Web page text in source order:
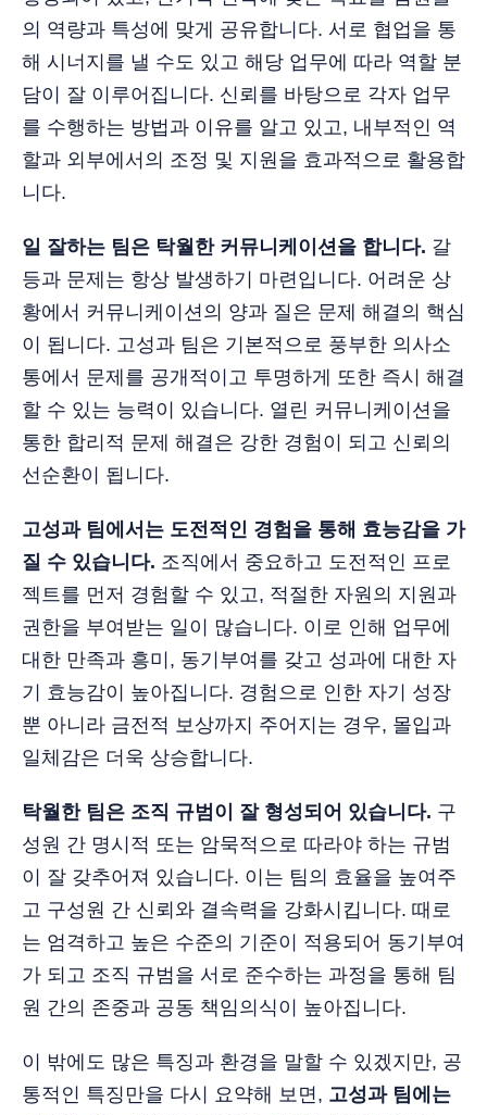
의 역량과 특성에 맞게 공유합니다. 서로 협업을 통
해 시너지를 낼 수도 있고 해당 업무에 따라 역할 분
담이 잘 이루어집니다. 신뢰를 바탕으로 각자 업무
를 수행하는 방법과 이유를 알고 있고, 내부적인 역
할과 외부에서의 조정 및 지원을 효과적으로 활용합
니다.
일 잘하는 팀은 탁월한 커뮤니케이션을 합니다. 갈
등과 문제는 항상 발생하기 마련입니다. 어려운 상
황에서 커뮤니케이션의 양과 질은 문제 해결의 핵심
이 됩니다. 고성과 팀은 기본적으로 풍부한 의사소
통에서 문제를 공개적이고 투명하게 또한 즉시 해결
할 수 있는 능력이 있습니다. 열린 커뮤니케이션을
통한 합리적 문제 해결은 강한 경험이 되고 신뢰의
선순환이 됩니다.
고성과 팀에서는 도전적인 경험을 통해 효능감을 가
질 수 있습니다. 조직에서 중요하고 도전적인 프로
젝트를 먼저 경험할 수 있고, 적절한 자원의 지원과
권한을 부여받는 일이 많습니다. 이로 인해 업무에
대한 만족과 흥미, 동기부여를 갖고 성과에 대한 자
기 효능감이 높아집니다. 경험으로 인한 자기 성장
뿐 아니라 금전적 보상까지 주어지는 경우, 몰입과
일체감은 더욱 상승합니다.
탁월한 팀은 조직 규범이 잘 형성되어 있습니다. 구
성원 간 명시적 또는 암묵적으로 따라야 하는 규범
이 잘 갖추어져 있습니다. 이는 팀의 효율을 높여주
고 구성원 간 신뢰와 결속력을 강화시킵니다. 때로
는 엄격하고 높은 수준의 기준이 적용되어 동기부여
가 되고 조직 규범을 서로 준수하는 과정을 통해 팀
원 간의 존중과 공동 책임의식이 높아집니다.
이 밖에도 많은 특징과 환경을 말할 수 있겠지만, 공
통적인 특징만을 다시 요약해 보면, 고성과 팀에는